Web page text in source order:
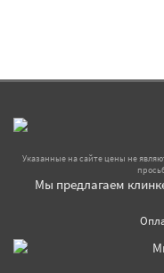
Указанные на сайте цены не
Мы предлагаем